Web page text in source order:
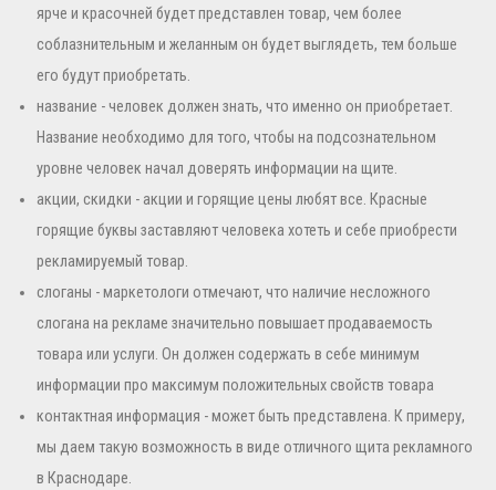
ярче и красочней будет представлен товар, чем более
соблазнительным и желанным он будет выглядеть, тем больше
его будут приобретать.
название - человек должен знать, что именно он приобретает.
Название необходимо для того, чтобы на подсознательном
уровне человек начал доверять информации на щите.
акции, скидки - акции и горящие цены любят все. Красные
горящие буквы заставляют человека хотеть и себе приобрести
рекламируемый товар.
слоганы - маркетологи отмечают, что наличие несложного
слогана на рекламе значительно повышает продаваемость
товара или услуги. Он должен содержать в себе минимум
информации про максимум положительных свойств товара
контактная информация - может быть представлена. К примеру,
мы даем такую возможность в виде отличного щита рекламного
в Краснодаре.